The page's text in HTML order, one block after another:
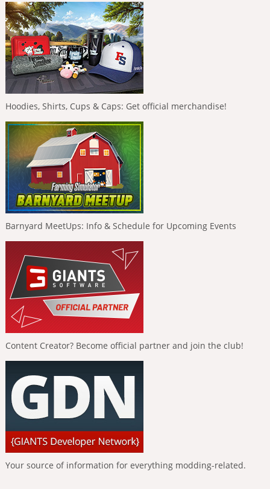
Hoodies, Shirts, Cups & Caps: Get official merchandise!
Barnyard MeetUps: Info & Schedule for Upcoming Events
Content Creator? Become official partner and join the club!
Your source of information for everything modding-related.